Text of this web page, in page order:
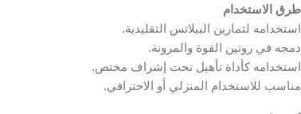
طرق الاستخدام
استخدامه لتمارين البيلاتس التقليدية.
دمجه في روتين القوة والمرونة.
استخدامه كأداة تأهيل تحت إشراف مختص.
مناسب للاستخدام المنزلي أو الاحترافي.